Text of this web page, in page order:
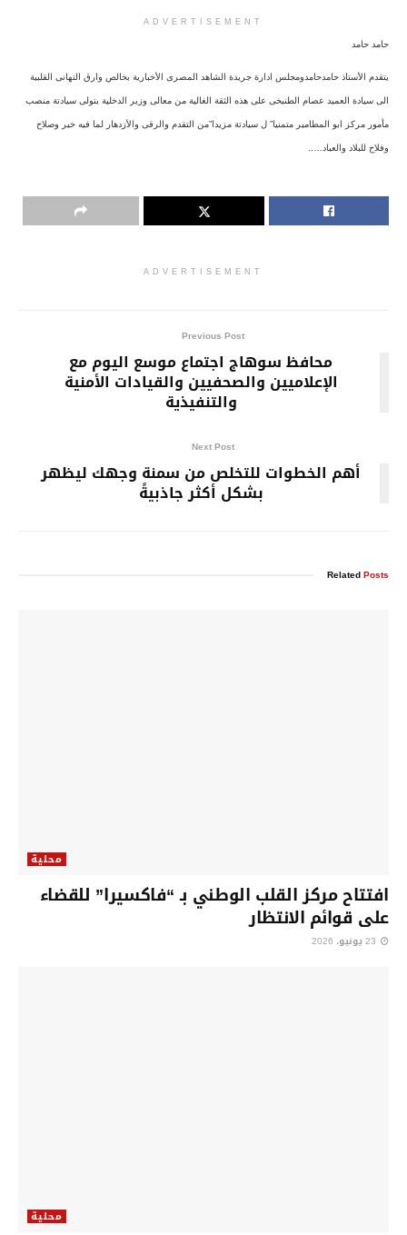
ADVERTISEMENT
حامد حامد
يتقدم الأستاذ حامدحامدومجلس ادارة جريدة الشاهد المصرى الأخبارية بخالص وارق التهانى القلبية
الى سيادة العميد عصام الطنبخى على هذه الثقة الغالية من معالى وزير الدخلية بتولى سيادتة منصب
مأمور مركز ابو المطامير متمنيا” ل سيادتة مزيدا”من التقدم والرقى والأزدهار لما فيه خير وصلاح
وفلاح للبلاد والعباد…..
ADVERTISEMENT
Previous Post
محافظ سوهاج اجتماع موسع اليوم مع
الإعلاميين والصحفيين والقيادات الأمنية
والتنفيذية
Next Post
أهم الخطوات للتخلص من سمنة وجهك ليظهر
بشكل أكثر جاذبيةً
RelatedPosts
محلية
افتتاح مركز القلب الوطني بـ “فاكسيرا” للقضاء
على قوائم الانتظار
محلية